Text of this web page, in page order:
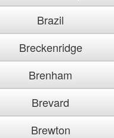
Brazil
Breckenridge
Brenham
Brevard
Brewton